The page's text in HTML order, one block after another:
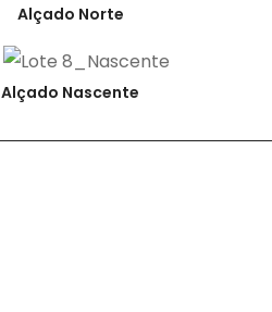
Alçado Norte
Alçado Nascente